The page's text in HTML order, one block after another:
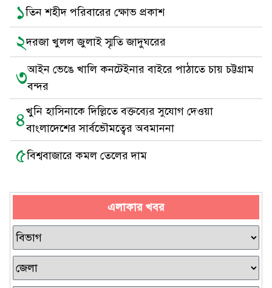
১তিন শহীদ পরিবারের ক্ষোভ প্রকাশ
২দরজা খুলল জুলাই স্মৃতি জাদুঘরের
৩আইন ভেঙে খালি কনটেইনার বাইরে পাঠাতে চায় চট্টগ্রাম
বন্দর
৪খুনি হাসিনাকে দিল্লিতে বক্তব্যের সুযোগ দেওয়া
বাংলাদেশের সার্বভৌমত্বের অবমাননা
৫বিশ্ববাজারে কমল তেলের দাম
এলাকার খবর